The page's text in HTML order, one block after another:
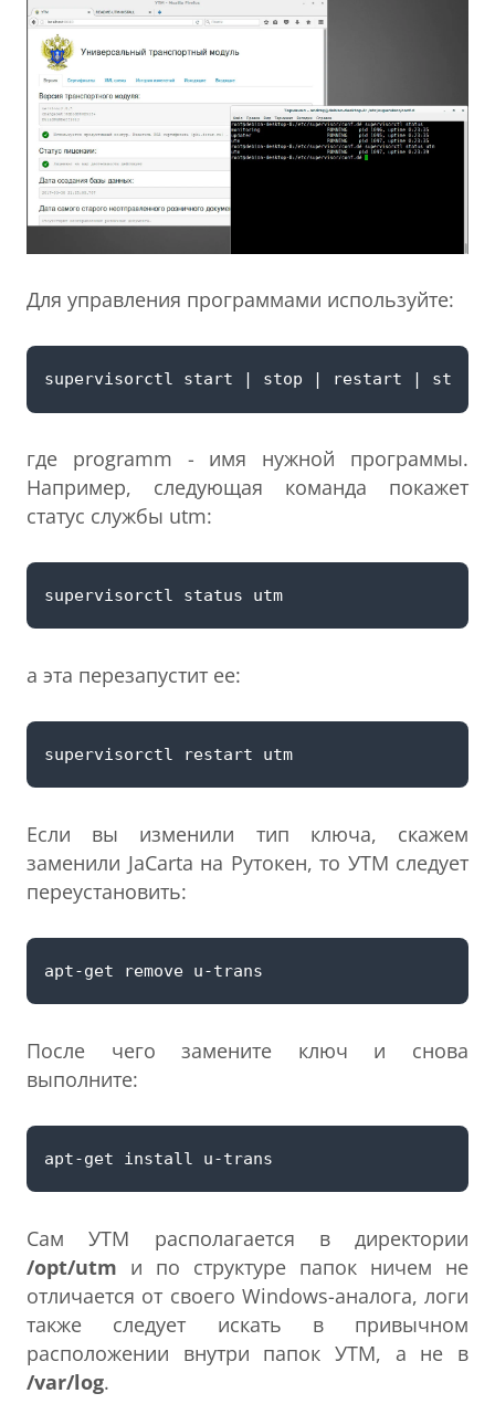
Для управления программами используйте:
где programm - имя нужной программы.
Например, следующая команда покажет
статус службы utm:
а эта перезапустит ее:
Если вы изменили тип ключа, скажем
заменили JaCarta на Рутокен, то УТМ следует
переустановить:
После чего замените ключ и снова
выполните:
Сам УТМ располагается в директории
/opt/utm и по структуре папок ничем не
отличается от своего Windows-аналога, логи
также следует искать в привычном
расположении внутри папок УТМ, а не в
/var/log.